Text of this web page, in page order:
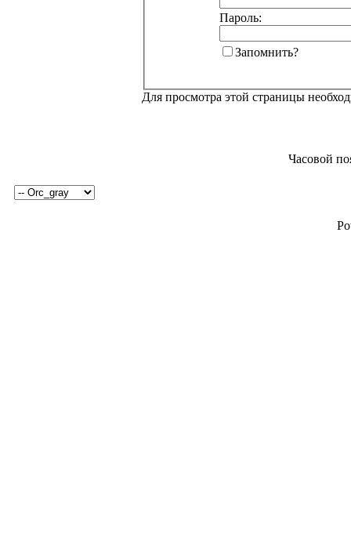
Пароль:
Запомнить?
Для просмотра этой страницы
Часовой